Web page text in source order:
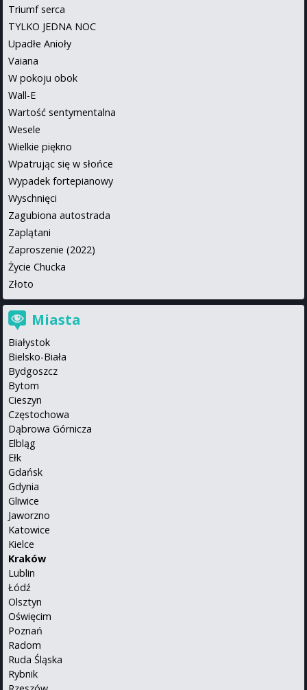
Triumf serca
TYLKO JEDNA NOC
Upadłe Anioły
Vaiana
W pokoju obok
Wall-E
Wartość sentymentalna
Wesele
Wielkie piękno
Wpatrując się w słońce
Wypadek fortepianowy
Wyschnięci
Zagubiona autostrada
Zaplątani
Zaproszenie (2022)
Życie Chucka
Złoto
Miasta
Białystok
Bielsko-Biała
Bydgoszcz
Bytom
Cieszyn
Częstochowa
Dąbrowa Górnicza
Elbląg
Ełk
Gdańsk
Gdynia
Gliwice
Jaworzno
Katowice
Kielce
Kraków
Lublin
Łódź
Olsztyn
Oświęcim
Poznań
Radom
Ruda Śląska
Rybnik